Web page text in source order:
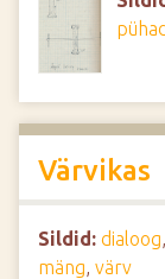
Värvikas
Sildid: dialoog,
mäng, värv